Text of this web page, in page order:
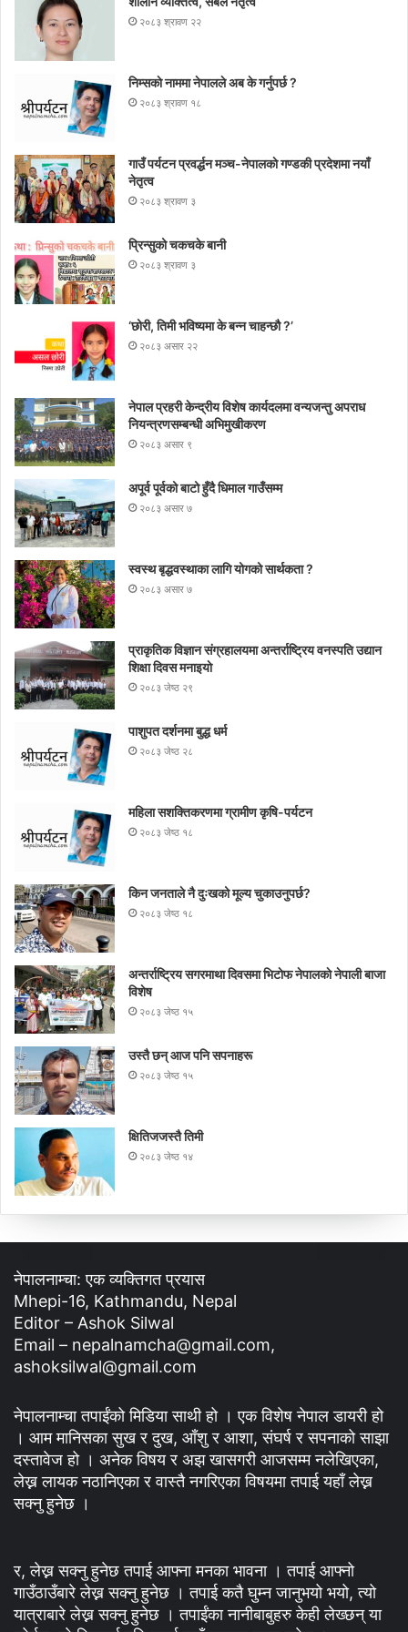
२०८३ श्रावण २२
निम्सकाे नाममा नेपालले अब के गर्नुपर्छ ?
२०८३ श्रावण १८
गाउँ पर्यटन प्रवर्द्धन मञ्च-नेपालकाे गण्डकी प्रदेशमा नयाँ
नेतृत्व
२०८३ श्रावण ३
प्रिन्सुको चकचके बानी
२०८३ श्रावण ३
‘छोरी, तिमी भविष्यमा के बन्न चाहन्छौ ?’
२०८३ असार २२
नेपाल प्रहरी केन्द्रीय विशेष कार्यदलमा वन्यजन्तु अपराध
नियन्त्रणसम्बन्धी अभिमुखीकरण
२०८३ असार ९
अपूर्व पूर्वको बाटो हुँदै धिमाल गाउँसम्म
२०८३ असार ७
स्वस्थ बृद्धवस्थाका लागि योगको सार्थकता ?
२०८३ असार ७
प्राकृतिक विज्ञान संग्रहालयमा अन्तर्राष्ट्रिय वनस्पति उद्यान
शिक्षा दिवस मनाइयाे
२०८३ जेष्ठ २९
पाशुपत दर्शनमा बुद्ध धर्म​
२०८३ जेष्ठ २८
महिला सशक्तिकरणमा ग्रामीण कृषि-पर्यटन
२०८३ जेष्ठ १८
किन जनताले नै दुःखको मूल्य चुकाउनुपर्छ?
२०८३ जेष्ठ १८
अन्तर्राष्ट्रिय सगरमाथा दिवसमा भिटाेफ नेपालकाे नेपाली बाजा
विशेष
२०८३ जेष्ठ १५
उस्तै छन् आज पनि सपनाहरू
२०८३ जेष्ठ १५
क्षितिजजस्तै तिमी
२०८३ जेष्ठ १४
नेपालनाम्चा: एक व्यक्तिगत प्रयास
Mhepi-16, Kathmandu, Nepal
Editor – Ashok Silwal
Email – nepalnamcha@gmail.com,
ashoksilwal@gmail.com
नेपालनाम्चा तपाईंको मिडिया साथी हो । एक विशेष नेपाल डायरी हो
। आम मानिसका सुख र दुख, आँशु र आशा, संघर्ष र सपनाको साझा
दस्तावेज हो । अनेक विषय र अझ खासगरी आजसम्म नलेखिएका,
लेख्न लायक नठानिएका र वास्तै नगरिएका विषयमा तपाई यहाँ लेख्न
सक्नु हुनेछ ।
र, लेख्न सक्नु हुनेछ तपाई आफ्ना मनका भावना । तपाई आफ्नो
गाउँठाउँबारे लेख्न सक्नु हुनेछ । तपाई कतै घुम्न जानुभयो भयो, त्यो
यात्राबारे लेख्न सक्नु हुनेछ । तपाईंका नानीबाबुहरु केही लेख्छन् या